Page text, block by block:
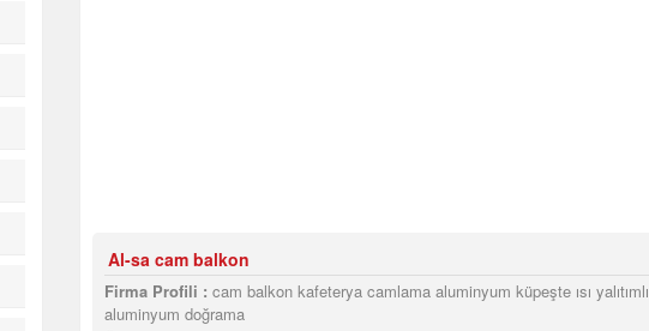
Al-sa cam balkon
Firma Profili : cam balkon kafeterya camlama aluminyum küpeşte ısı yalıtımlı
aluminyum doğrama